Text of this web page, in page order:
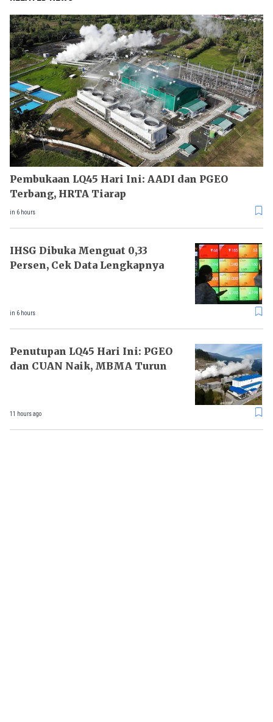
Pembukaan LQ45 Hari Ini: AADI dan PGEO
Terbang, HRTA Tiarap
in 6 hours
IHSG Dibuka Menguat 0,33
Persen, Cek Data Lengkapnya
in 6 hours
Penutupan LQ45 Hari Ini: PGEO
dan CUAN Naik, MBMA Turun
11 hours ago